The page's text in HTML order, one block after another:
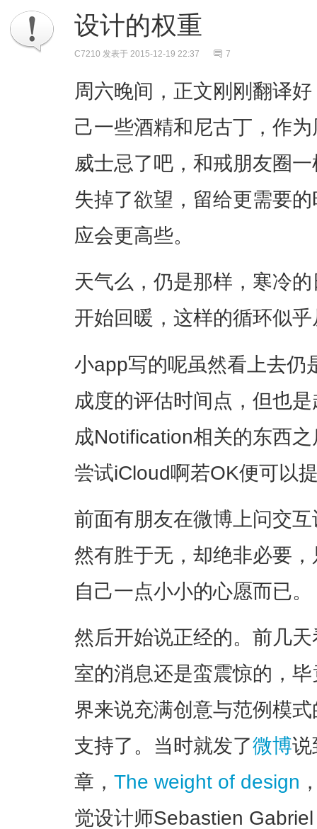
设计的权重
C7210 发表于 2015-12-19 22:37 7
周六晚间，正文刚刚翻译
己一些酒精和尼古丁，作
威士忌了吧，和戒朋友圈
失掉了欲望，留给更需要
应会更高些。
天气么，仍是那样，寒冷
开始回暖，这样的循环似
小app写的呢虽然看上去仍
成度的评估时间点，但也
成Notification相关的东西
尝试iCloud啊若OK便可以
前面有朋友在微博上问交
然有胜于无，却绝非必要
自己一点小小的心愿而已。
然后开始说正经的。前几
室的消息还是蛮震惊的，
界来说充满创意与范例模
支持了。当时就发了微博说
章， The weight of design
觉设计师Sebastien